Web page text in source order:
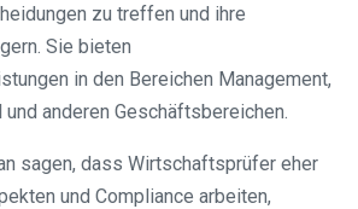
zu treffen und ihre
Sie bieten
in den Bereichen Management,
und anderen Geschäftsbereichen.
sagen, dass Wirtschaftsprüfer eher
und Compliance arbeiten,